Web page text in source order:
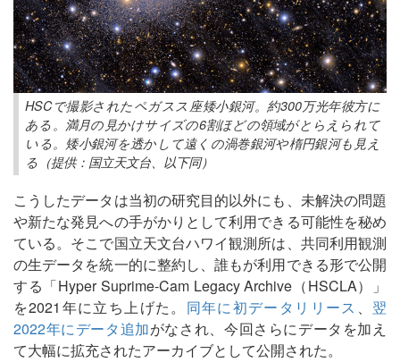
HSCで撮影されたペガスス座矮小銀河。約300万光年彼方に
ある。満月の見かけサイズの6割ほどの領域がとらえられて
いる。矮小銀河を透かして遠くの渦巻銀河や楕円銀河も見え
る（提供：国立天文台、以下同）
こうしたデータは当初の研究目的以外にも、未解決の問題
や新たな発見への手がかりとして利用できる可能性を秘め
ている。そこで国立天文台ハワイ観測所は、共同利用観測
の生データを統一的に整約し、誰もが利用できる形で公開
する「Hyper Suprime-Cam Legacy Archive（HSCLA）」
を2021年に立ち上げた。 同年に初データリリース 、 翌
2022年にデータ追加がなされ、今回さらにデータを加え
て大幅に拡充されたアーカイブとして公開された。